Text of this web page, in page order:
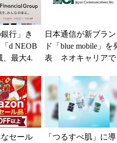
銀行」き
d NEOB
最大4.
日本通信が新ブラン
ド「blue mobile」を
表 ネオキャリアで
なセール
「つるすべ肌」に導